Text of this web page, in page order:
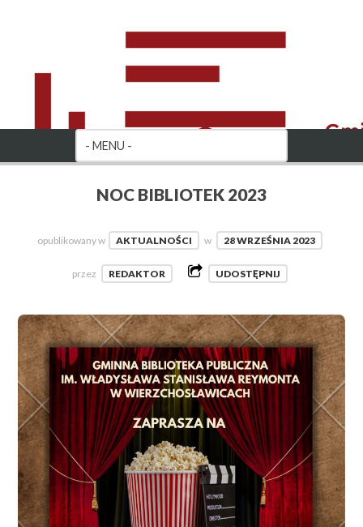
NOC BIBLIOTEK 2023
opublikowany w AKTUALNOŚCI w 28 WRZEŚNIA 2023
przez REDAKTOR UDOSTĘPNIJ